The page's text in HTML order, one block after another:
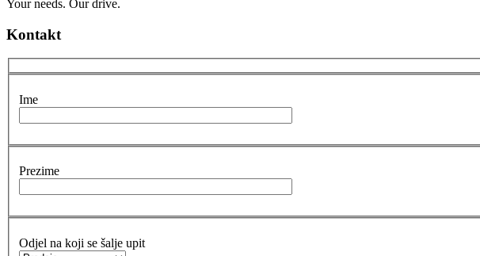
Your needs. Our drive.
Kontakt
Ime
Prezime
Odjel na koji se šalje upit